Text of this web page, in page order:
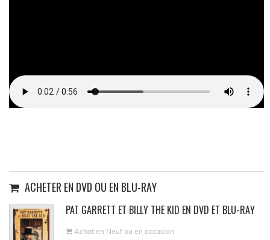
ACHETER EN DVD OU EN BLU-RAY
PAT GARRETT ET BILLY THE KID EN DVD ET BLU-RAY
Achat en Neuf ou en occasion